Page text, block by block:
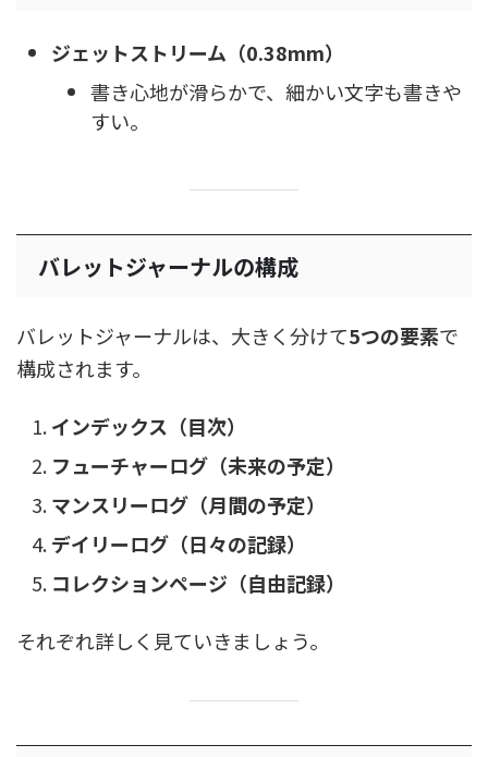
ジェットストリーム（0.38mm）
書き心地が滑らかで、細かい文字も書きや
すい。
バレットジャーナルの構成
バレットジャーナルは、大きく分けて5つの要素で
構成されます。
インデックス（目次）
フューチャーログ（未来の予定）
マンスリーログ（月間の予定）
デイリーログ（日々の記録）
コレクションページ（自由記録）
それぞれ詳しく見ていきましょう。